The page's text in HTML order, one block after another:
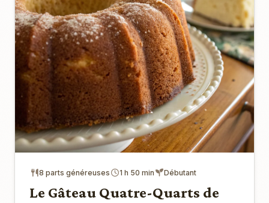
8 parts généreuses 1 h 50 min Débutant
Le Gâteau Quatre-Quarts de